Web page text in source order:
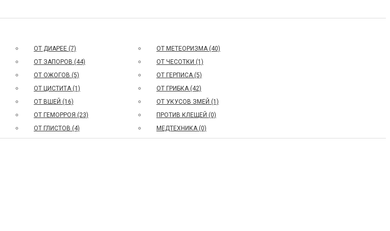
ОТ ДИАРЕЕ (7)
ОТ ЗАПОРОВ (44)
ОТ ОЖОГОВ (5)
ОТ ЦИСТИТА (1)
ОТ ВШЕЙ (16)
ОТ ГЕМОРРОЯ (23)
ОТ ГЛИСТОВ (4)
ОТ МЕТЕОРИЗМА (40)
ОТ ЧЕСОТКИ (1)
ОТ ГЕРПИСА (5)
ОТ ГРИБКА (42)
ОТ УКУСОВ ЗМЕЙ (1)
ПРОТИВ КЛЕЩЕЙ (0)
МЕДТЕХНИКА (0)